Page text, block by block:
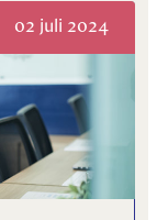
02 juli 2024